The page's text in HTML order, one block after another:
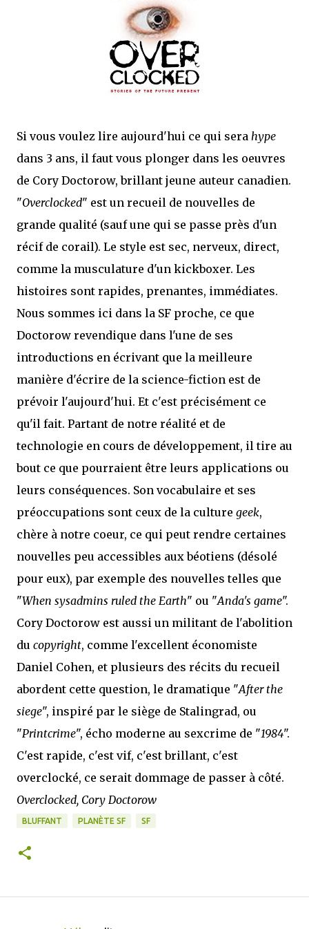
que Thomas connaissait et appréciait Olivier. Marlowe découvre une ville qu’il
ne connaissait pas, habitée par la méfiance, la peur et le rigorisme de la Ligue,
une ville pleine de mystères et de vieilles rancœurs. La Dame d...
Si vous voulez lire aujourd'hui ce qui sera hype
dans 3 ans, il faut vous plonger dans les oeuvres
de Cory Doctorow, brillant jeune auteur canadien.
"Overclocked" est un recueil de nouvelles de
grande qualité (sauf une qui se passe près d'un
récif de corail). Le style est sec, nerveux, direct,
comme la musculature d'un kickboxer. Les
histoires sont rapides, prenantes, immédiates.
Nous sommes ici dans la SF proche, ce que
Doctorow revendique dans l'une de ses
introductions en écrivant que la meilleure
manière d'écrire de la science-fiction est de
prévoir l'aujourd'hui. Et c'est précisément ce
qu'il fait. Partant de notre réalité et de
technologie en cours de développement, il tire au
bout ce que pourraient être leurs applications ou
leurs conséquences. Son vocabulaire et ses
préoccupations sont ceux de la culture geek,
chère à notre coeur, ce qui peut rendre certaines
nouvelles peu accessibles aux béotiens (désolé
pour eux), par exemple des nouvelles telles que
"When sysadmins ruled the Earth" ou "Anda's game".
Cory Doctorow est aussi un militant de l'abolition
du copyright, comme l'excellent économiste
Daniel Cohen, et plusieurs des récits du recueil
abordent cette question, le dramatique "After the
siege", inspiré par le siège de Stalingrad, ou
"Printcrime", écho moderne au sexcrime de "1984".
C'est rapide, c'est vif, c'est brillant, c'est
overclocké, ce serait dommage de passer à côté.
Overclocked, Cory Doctorow
BLUFFANT PLANÈTE SF SF